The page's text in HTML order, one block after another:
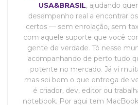
USA&BRASIL, ajudando
desempenho real a encontrar
certos — sem enrolação, sem
com aquele suporte que você
gente de verdade. Tô nesse
acompanhando de perto tudo
potente no mercado. Já vi
mas sei bem o que entrega de
é criador, dev, editor ou
notebook. Por aqui tem